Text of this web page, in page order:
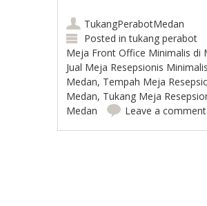
TukangPerabotMedan
Posted intukang perabot
Meja Front Office Minimalis di
Jual Meja Resepsionis
Medan, Tempah Meja
Medan, Tukang Meja
Medan
Leave a comment